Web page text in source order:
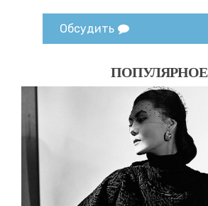
Обсудить
ПОПУЛЯРНОЕ